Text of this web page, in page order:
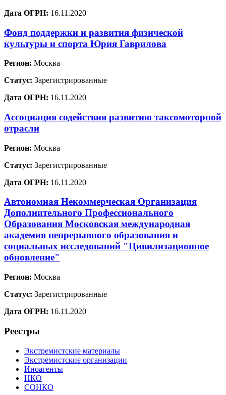
Дата ОГРН: 16.11.2020
Фонд поддержки и развития физической
культуры и спорта Юрия Гаврилова
Регион: Москва
Статус: Зарегистрированные
Дата ОГРН: 16.11.2020
Ассоциация содействия развитию таксомоторной
отрасли
Регион: Москва
Статус: Зарегистрированные
Дата ОГРН: 16.11.2020
Автономная Некоммерческая Организация
Дополнительного Профессионального
Образования Московская международная
академия непрерывного образования и
социальных исследований "Цивилизационное
обновление"
Регион: Москва
Статус: Зарегистрированные
Дата ОГРН: 16.11.2020
Реестры
Экстремистские материалы
Экстремистские организации
Иноагенты
НКО
СОНКО